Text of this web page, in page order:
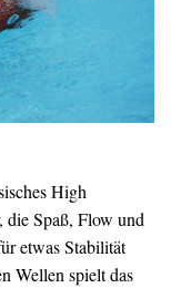
High
die Spaß, Flow und
etwas Stabilität
Wellen spielt das